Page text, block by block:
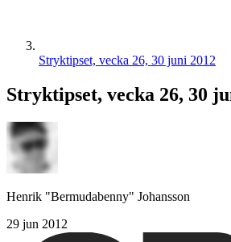
Stryktipset, vecka 26, 30 juni 2012
Stryktipset, vecka 26, 30
Henrik "Bermudabenny" Johansson
29 jun 2012